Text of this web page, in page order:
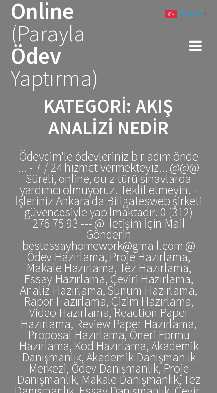
Online
(Parayla
Ödev
Yaptırma)
KATEGORI: AKIŞ
ANALIZI NEDIR
Ödevcim'le ödevleriniz bir adım önde
... - 7 / 24 hizmet vermekteyiz... @@@
Süreli, online, quiz türü sınavlarda
yardımcı olmuyoruz. Teklif etmeyin. -
İşleriniz Ankara'da Billgatesweb şirketi
güvencesiyle yapılmaktadır. 0 (312)
276 75 93 --- @ İletişim İçin Mail
Gönderin
bestessayhomework@gmail.com @
Ödev Hazırlama, Proje Hazırlama,
Makale Hazırlama, Tez Hazırlama,
Essay Hazırlama, Çeviri Hazırlama,
Analiz Hazırlama, Sunum Hazırlama,
Rapor Hazırlama, Çizim Hazırlama,
Video Hazırlama, Reaction Paper
Hazırlama, Review Paper Hazırlama,
Proposal Hazırlama, Öneri Formu
Hazırlama, Kod Hazırlama, Akademik
Danışmanlık, Akademik Danışmanlık
Merkezi, Ödev Danışmanlık, Proje
Danışmanlık, Makale Danışmanlık, Tez
Turkish ▼